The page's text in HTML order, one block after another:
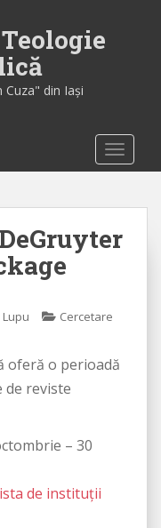
din Iaşi
Cercetare
oferă o perioadă
de reviste
– 30
de instituții